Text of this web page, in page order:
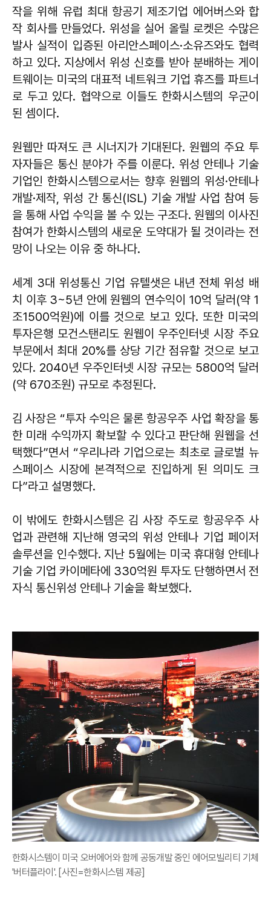
작을 위해 유럽 최대 항공기 제조기업 에어버스와 합
작 회사를 만들었다. 위성을 실어 올릴 로켓은 수많은
발사 실적이 입증된 아리안스페이스·소유즈와도 협력
하고 있다. 지상에서 위성 신호를 받아 분배하는 게이
트웨이는 미국의 대표적 네트워크 기업 휴즈를 파트너
로 두고 있다. 협약으로 이들도 한화시스템의 우군이
된 셈이다.
원웹만 따져도 큰 시너지가 기대된다. 원웹의 주요 투
자자들은 통신 분야가 주를 이룬다. 위성 안테나 기술
기업인 한화시스템으로서는 향후 원웹의 위성·안테나
개발·제작, 위성 간 통신(ISL) 기술 개발 사업 참여 등
을 통해 사업 수익을 볼 수 있는 구조다. 원웹의 이사진
참여가 한화시스템의 새로운 도약대가 될 것이라는 전
망이 나오는 이유 중 하나다.
세계 3대 위성통신 기업 유텔샛은 내년 전체 위성 배
치 이후 3~5년 안에 원웹의 연수익이 10억 달러(약 1
조1500억원)에 이를 것으로 보고 있다. 또한 미국의
투자은행 모건스탠리도 원웹이 우주인터넷 시장 주요
부문에서 최대 20%를 상당 기간 점유할 것으로 보고
있다. 2040년 우주인터넷 시장 규모는 5800억 달러
(약 670조원) 규모로 추정된다.
김 사장은 “투자 수익은 물론 항공우주 사업 확장을 통
한 미래 수익까지 확보할 수 있다고 판단해 원웹을 선
택했다”면서 “우리나라 기업으로는 최초로 글로벌 뉴
스페이스 시장에 본격적으로 진입하게 된 의미도 크
다”라고 설명했다.
이 밖에도 한화시스템은 김 사장 주도로 항공우주 사
업과 관련해 지난해 영국의 위성 안테나 기업 페이저
솔루션을 인수했다. 지난 5월에는 미국 휴대형 안테나
기술 기업 카이메타에 330억원 투자도 단행하면서 전
자식 통신위성 안테나 기술을 확보했다.
한화시스템이 미국 오버에어와 함께 공동개발 중인 에어모빌리티 기체
'버터플라이'. [사진=한화시스템 제공]